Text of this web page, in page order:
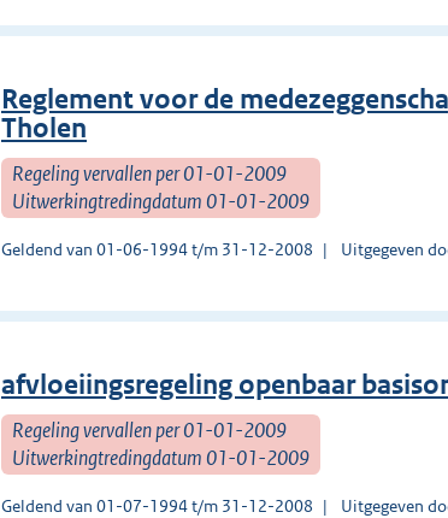
Reglement voor de
Tholen
Regeling vervallen per 01-01-2009
Uitwerkingtredingdatum 01-01-2009
Geldend van 01-06-1994 t/m 31-12-2008 Uitgegeven
afvloeiingsregeling openbaar
Regeling vervallen per 01-01-2009
Uitwerkingtredingdatum 01-01-2009
Geldend van 01-07-1994 t/m 31-12-2008 Uitgegeven